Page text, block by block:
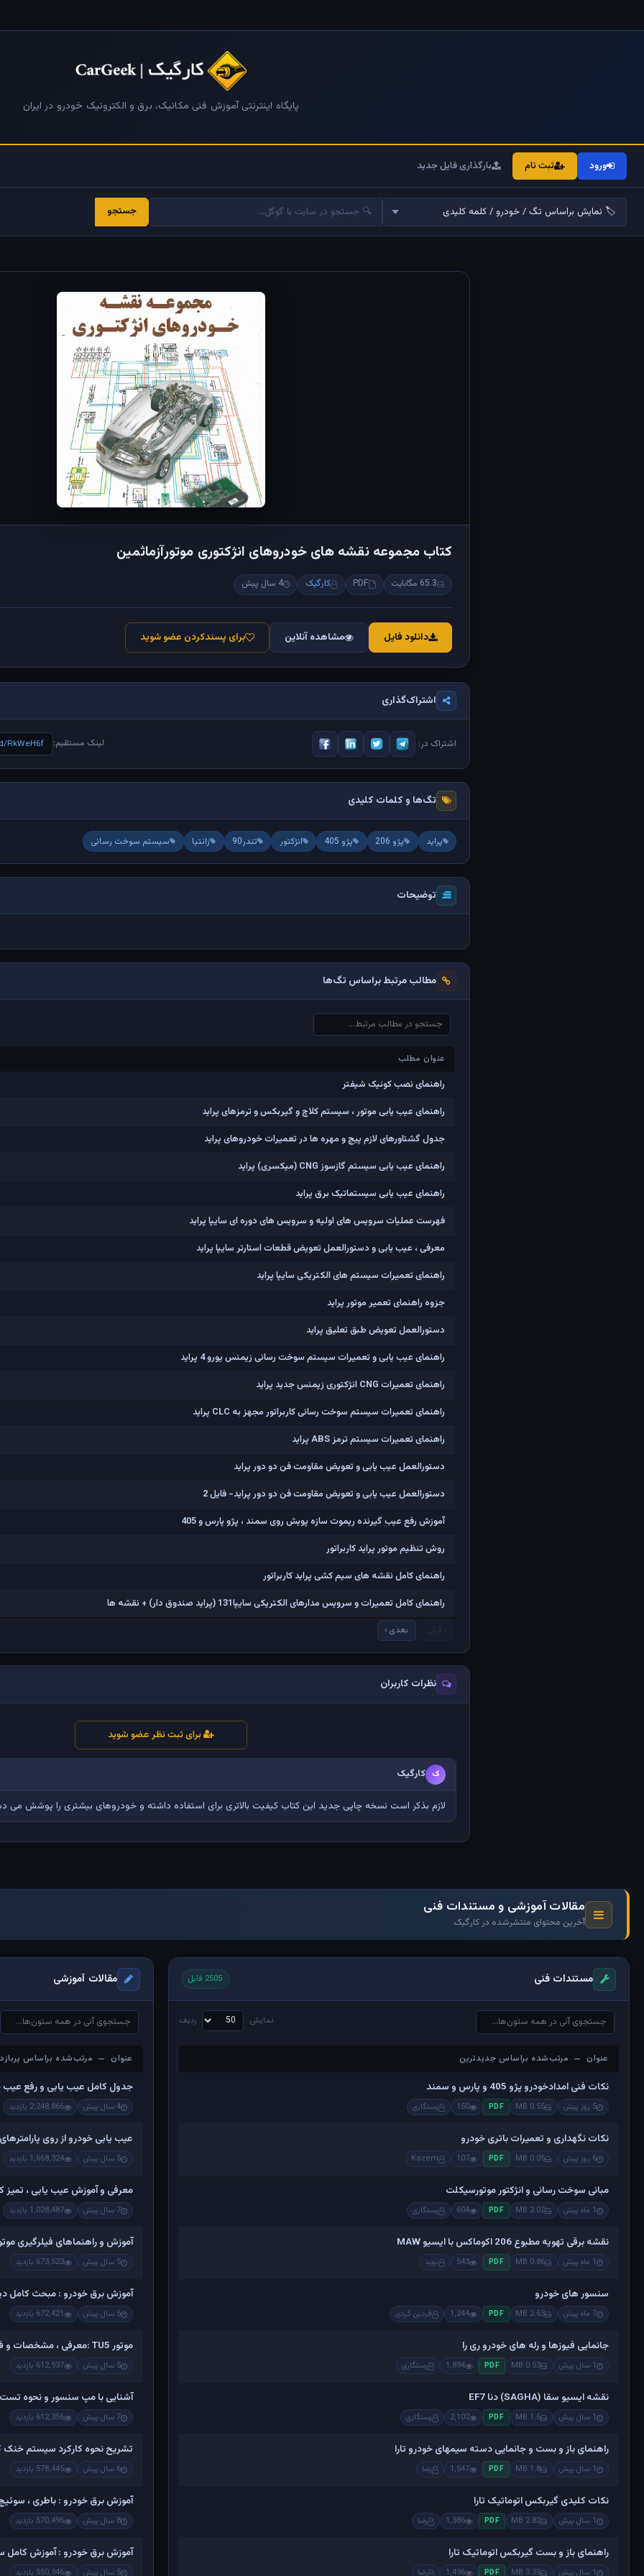
پایگاه اینترنتی آموزش فنی مکانیک، برق و الکترونیک خودرو در ایران
ورود ثبت نام بارگذاری فایل جدید
جستجو
کتاب مجموعه نقشه های خودروهای انژکتوری موتورآزماثمین
65.3 مگابایت PDF کارگیک 4 سال پیش
دانلود فایل مشاهده آنلاین برای پسندکردن عضو شوید
اشتراک‌گذاری
اشتراک در: لینک مستقیم: RkWeH6f
تگ‌ها و کلمات کلیدی
پراید پژو 206 پژو 405 انژکتور تندر90 زانتیا سیستم سوخت رسانی
توضیحات
مطالب مرتبط براساس تگ‌ها
عنوان مطلب
عنوان مطلب
راهنمای نصب کوئیک شیفتر
راهنمای عیب یابی موتور ، سیستم کلاچ و گیربکس و ترمزهای پراید
جدول گشتاورهای لازم پیچ و مهره ها در تعمیرات خودروهای پراید
راهنمای عیب یابی سیستم گازسوز CNG (میکسری) پراید
راهنمای عیب یابی سیستماتیک برق پراید
فهرست عملیات سرویس های اولیه و سرویس های دوره ای سایپا پراید
معرفی ، عیب یابی و دستورالعمل تعویض قطعات استارتر سایپا پراید
راهنمای تعمیرات سیستم های الکتریکی سایپا پراید
جزوه راهنمای تعمیر موتور پراید
دستورالعمل تعویض طبق تعلیق پراید
راهنمای عیب یابی و تعمیرات سیستم سوخت رسانی زیمنس یورو 4 پراید
راهنمای تعمیرات CNG انژکتوری زیمنس جدید پراید
راهنمای تعمیرات سیستم سوخت رسانی کاربراتور مجهز به CLC پراید
راهنمای تعمیرات سیستم ترمز ABS پراید
دستورالعمل عیب یابی و تعویض مقاومت فن دو دور پراید
دستورالعمل عیب یابی و تعویض مقاومت فن دو دور پراید- فایل 2
آموزش رفع عیب گیرنده ریموت سازه پویش روی سمند ، پژو پارس و 405
روش تنظیم موتور پراید کاربراتور
راهنمای کامل نقشه های سیم کشی پراید کاربراتور
راهنمای کامل تعمیرات و سرویس مدارهای الکتریکی سایپا131 (پراید صندوق دار) + نقشه ها
بعدی ›
نظرات کاربران
برای ثبت نظر عضو شوید
ک کارگیک
لازم بذکر است نسخه چاپی جدید این کتاب کیفیت بالاتری برای استفاده داشته و خودروهای بیشتری را پوشش می
مقالات آموزشی و مستندات فنی
آخرین محتوای منتشرشده در کارگیک
مستندات فنی 2505 فایل
نمایش ردیف
عنوان — مرتب‌شده براساس جدیدترین
عنوان — مرتب‌شده براساس جدیدترین
نکات فنی امدادخودرو پژو 405 و پارس و سمند
5 روز پیش 0.55 MB
PDF
150 رستگاری
نکات نگهداری و تعمیرات باتری خودرو
6 روز پیش 0.05 MB
PDF
107
Kazem
مبانی سوخت رسانی و انژکتور موتورسیکلت
1 ماه پیش 2.02 MB
PDF
604 رستگاری
نقشه برقی تهویه مطبوع 206 اکوماکس با ایسیو MAW
1 ماه پیش 0.86 MB
PDF
543 نوید
سنسور های خودرو
7 ماه پیش 2.63 MB
PDF
1,244 فردین گردی
جانمایی فیوزها و رله های خودرو ری را
1 سال پیش 0.53 MB
PDF
1,894 رستگاری
نقشه ایسیو سقا (SAGHA) دنا EF7
1 سال پیش 1.6 MB
PDF
2,102 رستگاری
راهنمای باز و بست و جانمایی دسته سیمهای خودرو تارا
1 سال پیش 1.8 MB
PDF
1,547 رضا
نکات کلیدی گیربکس اتوماتیک تارا
1 سال پیش 2.82 MB
PDF
1,386 رضا
راهنمای باز و بست گیربکس اتوماتیک تارا
1 سال پیش 3.35 MB
PDF
1,496 رضا
مقالات آموزشی
عنوان — مرتب‌شده براساس
عنوان — مرتب‌شده براساس
جدول کامل عیب یابی و رفع عیب
4 سال پیش 2,248,866 بازدید
عیب یابی خودرو از روی
5 سال پیش 1,668,324 بازدید
معرفی و آموزش عیب یابی ، تمیز
7 سال پیش 1,028,487 بازدید
آموزش و راهنماهای فیلرگیری
5 سال پیش 673,523 بازدید
آموزش برق خودرو : مبحث کامل
5 سال پیش 672,421 بازدید
موتور TU5 :معرفی ، مشخصات و فیلم کامل تشریح اجزاء و باز کردن
5 سال پیش 612,937 بازدید
آشنایی با مپ سنسور و نحوه
7 سال پیش 612,356 بازدید
تشریح نحوه کارکرد سیستم خنک
6 سال پیش 578,445 بازدید
آموزش برق خودرو : باطری ، سوئیچ
8 سال پیش 570,496 بازدید
آموزش برق خودرو : آموزش کامل
5 سال پیش 550,346 بازدید